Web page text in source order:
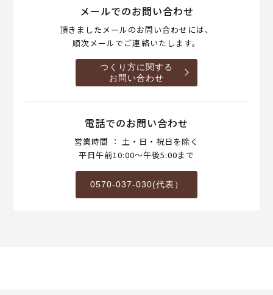
メールでのお問い合わせ
頂きましたメールのお問い合わせには、
順次メールでご連絡いたします。
つくり方に関する
お問い合わせ
電話でのお問い合わせ
営業時間 ： 土・日・祝日を除く
平日午前10:00～午後5:00まで
0570-037-030(代表）